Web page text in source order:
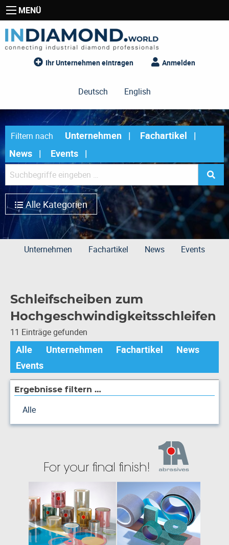
MENÜ
Ihr Unternehmen eintragen Anmelden
Deutsch English
Filtern nach Unternehmen
Fachartikel
News
Events
Alle Kategorien
Unternehmen Fachartikel News Events
Schleifscheiben zum
Hochgeschwindigkeitsschleifen
11 Einträge gefunden
Alle Unternehmen Fachartikel
News
Events
Ergebnisse filtern …
Alle